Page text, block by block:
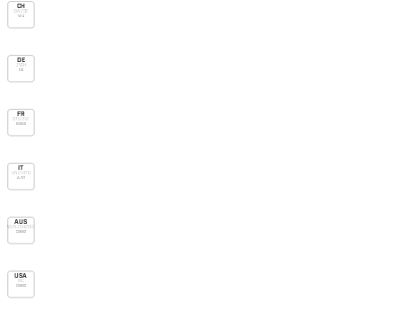
CH
SIA 232
V.v.u.
DE
ZVDH
Db
FR
DTU 31.2
Bs dve
IT
UNI 11470
A/R1
AUS
AS/NZS 4200.1
Class 2
USA
IRC
Class 2